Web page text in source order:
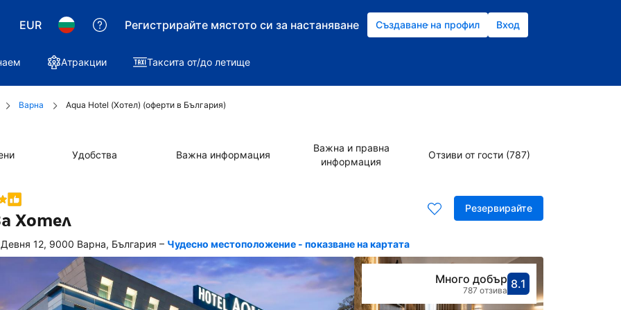
EUR Регистрирайте мястото си за настаняване Създаване на профил Вход
Атракции Таксита от/до летище
Варна Aqua Hotel (Хотел) (оферти в България)
Удобства Важна информация
Важна и правна
информация
Отзиви от гости (787)
Резервирайте
Хотел
12, 9000 Варна, България – Чудесно местоположение - показване на картата
С оценка: 8.1
8.1 Оценено
Много добър
787 отзива